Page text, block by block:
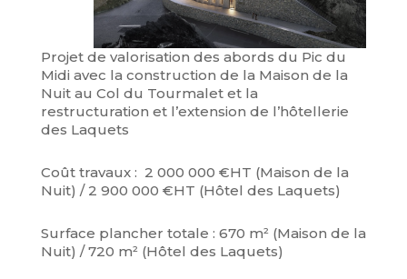
Projet de valorisation des abords du Pic du
Midi avec la construction de la Maison de la
Nuit au Col du Tourmalet et la
restructuration et l’extension de l’hôtellerie
des Laquets
Coût travaux : 2 000 000 €HT (Maison de la
Nuit) / 2 900 000 €HT (Hôtel des Laquets)
Surface plancher totale : 670 m² (Maison de la
Nuit) / 720 m² (Hôtel des Laquets)